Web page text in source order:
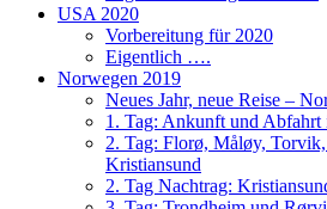
USA 2020
Vorbereitung für 2020
Eigentlich ….
Norwegen 2019
Neues Jahr, neue Reise –
1. Tag: Ankunft und Abfahrt
2. Tag: Florø, Måløy,
Kristiansund
2. Tag Nachtrag: